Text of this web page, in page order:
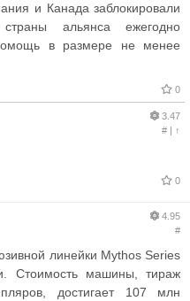
и Канада заблокировали
альянса ежегодно
в размере не менее
0
3.47
#| ↑
0
4.95
#
линейки Mythos Series
Стоимость машины, тираж
достигает 107 млн